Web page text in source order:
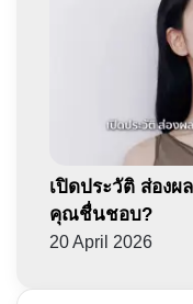
เปิดประวัติ ส่องผ
คุณชื่นชอบ?
20 April 2026